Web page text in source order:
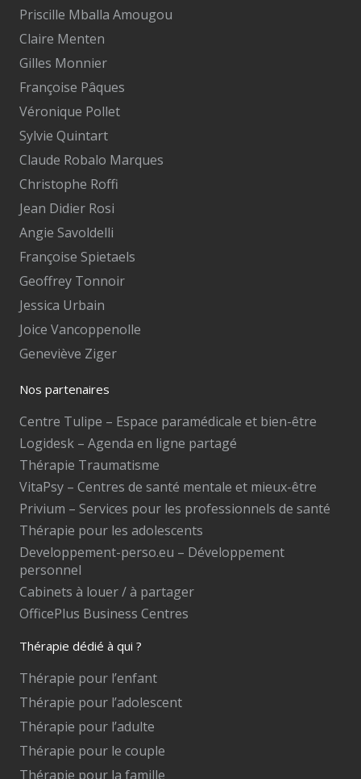
Priscille Mballa Amougou
Claire Menten
Gilles Monnier
Françoise Pâques
Véronique Pollet
Sylvie Quintart
Claude Robalo Marques
Christophe Roffi
Jean Didier Rosi
Angie Savoldelli
Françoise Spietaels
Geoffrey Tonnoir
Jessica Urbain
Joice Vancoppenolle
Geneviève Ziger
Nos partenaires
Centre Tulipe – Espace paramédicale et bien-être
Logidesk – Agenda en ligne partagé
Thérapie Traumatisme
VitaPsy – Centres de santé mentale et mieux-être
Privium – Services pour les professionnels de santé
Thérapie pour les adolescents
Developpement-perso.eu – Développement
personnel
Cabinets à louer / à partager
OfficePlus Business Centres
Thérapie dédié à qui ?
Thérapie pour l’enfant
Thérapie pour l’adolescent
Thérapie pour l’adulte
Thérapie pour le couple
Thérapie pour la famille